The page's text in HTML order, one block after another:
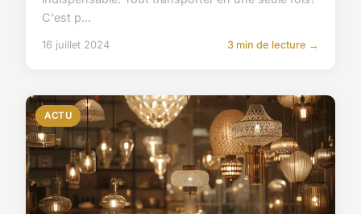
C'est p...
16 juillet 2024 3 min de lecture →
ACTU